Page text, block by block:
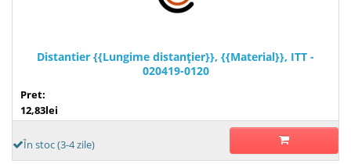
Distantier {{Lungime distanţier}}, {{Material}}, ITT -
020419-0120
Pret:
12,83lei
În stoc (3-4 zile)